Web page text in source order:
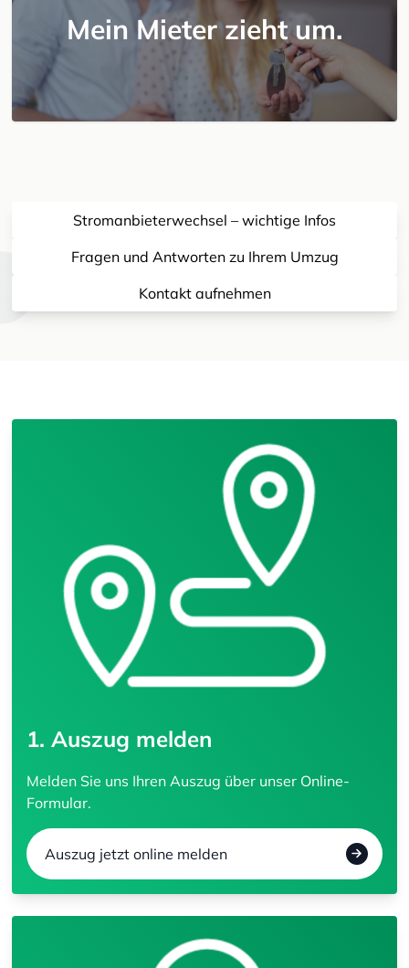
Mein Mieter zieht um.
Stromanbieterwechsel – wichtige Infos
Fragen und Antworten zu Ihrem Umzug
Kontakt aufnehmen
1. Auszug melden
Melden Sie uns Ihren Auszug über unser Online-
Formular.
Auszug jetzt online melden